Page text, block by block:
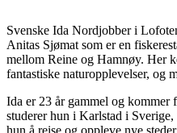
Svenske Ida Nordjobber i
Anitas Sjømat som er en
mellom Reine og Hamnøy. Her
fantastiske naturopplevelser, og
Ida er 23 år gammel og
studerer hun i Karlstad i
hun å reise og oppleve nye